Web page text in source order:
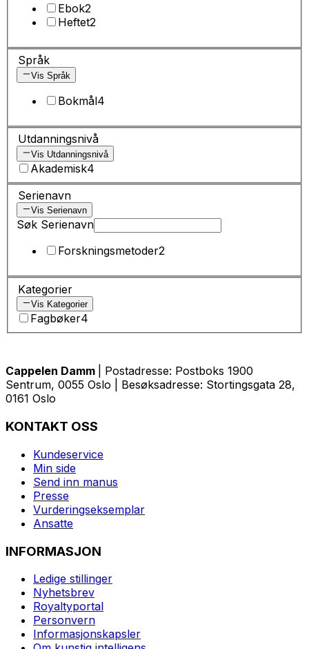
Ebok2
Heftet2
Språk
Vis Språk
Bokmål4
Utdanningsnivå
Vis Utdanningsnivå
Akademisk4
Serienavn
Vis Serienavn
Søk Serienavn
Forskningsmetoder2
Kategorier
Vis Kategorier
Fagbøker4
Cappelen Damm
| Postadresse: Postboks 1900
Sentrum, 0055 Oslo | Besøksadresse: Stortingsgata 28,
0161 Oslo
KONTAKT OSS
Kundeservice
Min side
Send inn manus
Presse
Vurderingseksemplar
Ansatte
INFORMASJON
Ledige stillinger
Nyhetsbrev
Royaltyportal
Personvern
Informasjonskapsler